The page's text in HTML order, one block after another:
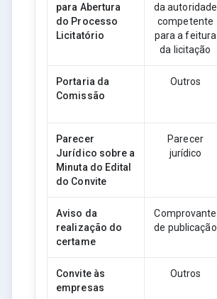
para Abertura
do Processo
Licitatório
da autoridade
competente
para a feitura
da licitação
Portaria da
Comissão
Outros
Parecer
Jurídico sobre a
Minuta do Edital
do Convite
Parecer
jurídico
Aviso da
realização do
certame
Comprovante
de publicação
Convite às
empresas
Outros